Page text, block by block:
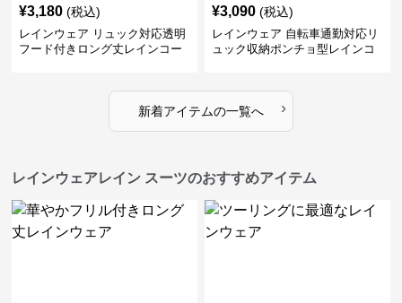
¥3,180 (税込)
レインウェア リュック対応透明
フード付きロング丈レインコー
¥3,090 (税込)
レインウェア 自転車通勤対応リ
ュック収納ポンチョ型レインコ
新着アイテムの一覧へ ›
レインウェアレイン スーツのおすすめアイテム